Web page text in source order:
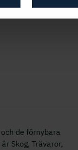
de förnybara
Skog, Trävaror,